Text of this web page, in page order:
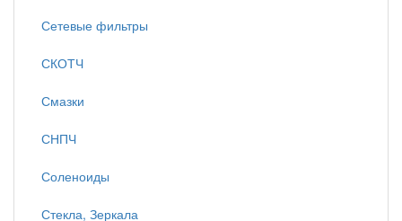
Сетевые фильтры
СКОТЧ
Смазки
СНПЧ
Соленоиды
Стекла, Зеркала